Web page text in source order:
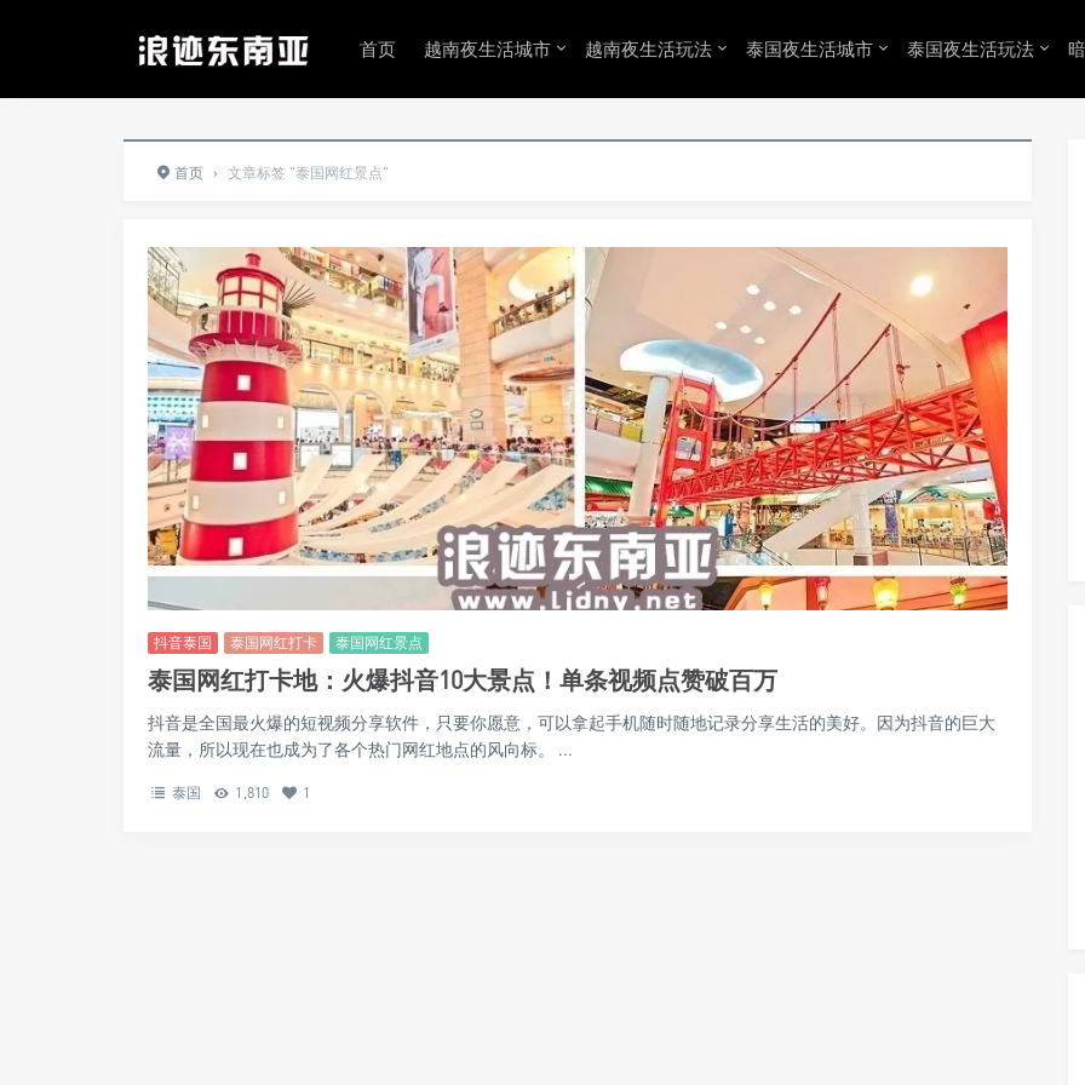
首页 越南夜生活城市 越南夜生活玩法 泰国夜生活城市 泰国夜生活玩法
首页 › 文章标签 "泰国网红景点"
抖音泰国 泰国网红打卡 泰国网红景点
泰国网红打卡地：火爆抖音10大景点！单条视频点赞破百万
抖音是全国最火爆的短视频分享软件，只要你愿意，可以拿起手机随时随地记录分享生活的美好。因为抖音的巨大
流量，所以现在也成为了各个热门网红地点的风向标。 ...
泰国 1,810 1